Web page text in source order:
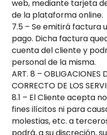
web, mediante tarjeta
de la plataforma online.
7.5 – Se emitirá factura
pago. Dicha factura
cuenta del cliente y
personal de la misma.
ART. 8 – OBLIGACIONES
CORRECTO DE LOS
8.1 – El Cliente acepta
fines ilícitos ni para
molestias, etc. a